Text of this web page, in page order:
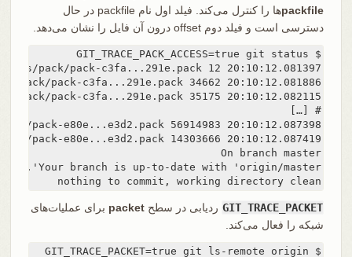
packfile
‌ها را کنترل می‌کند. فیلد اول نام packfile در حال
دسترسی است و فیلد دوم offset درون آن فایل را نشان می‌دهد.
$ GIT_TRACE_PACK_ACCESS=true git status
On branch master
nothing to commit, working directory clean
GIT_TRACE_PACKET ردیابی در سطح packet برای عملیات‌های
شبکه را فعال می‌کند.
$ GIT_TRACE_PACKET=true git ls-remote origin